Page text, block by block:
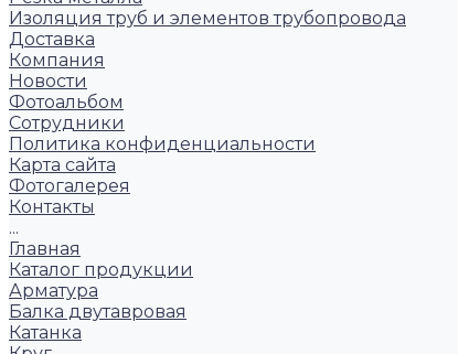
Изоляция труб и элементов трубопровода
Доставка
Компания
Новости
Фотоальбом
Сотрудники
Политика конфиденциальности
Карта сайта
Фотогалерея
Контакты
...
Главная
Каталог продукции
Арматура
Балка двутавровая
Катанка